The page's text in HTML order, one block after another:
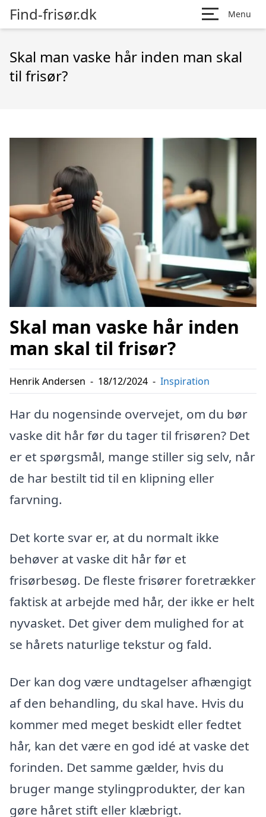
Find-frisør.dk Menu
Skal man vaske hår inden man skal
til frisør?
Skal man vaske hår inden
man skal til frisør?
Henrik Andersen - 18/12/2024 - Inspiration
Har du nogensinde overvejet, om du bør
vaske dit hår før du tager til frisøren? Det
er et spørgsmål, mange stiller sig selv, når
de har bestilt tid til en klipning eller
farvning.
Det korte svar er, at du normalt ikke
behøver at vaske dit hår før et
frisørbesøg. De fleste frisører foretrækker
faktisk at arbejde med hår, der ikke er helt
nyvasket. Det giver dem mulighed for at
se hårets naturlige tekstur og fald.
Der kan dog være undtagelser afhængigt
af den behandling, du skal have. Hvis du
kommer med meget beskidt eller fedtet
hår, kan det være en god idé at vaske det
forinden. Det samme gælder, hvis du
bruger mange stylingprodukter, der kan
gøre håret stift eller klæbrigt.